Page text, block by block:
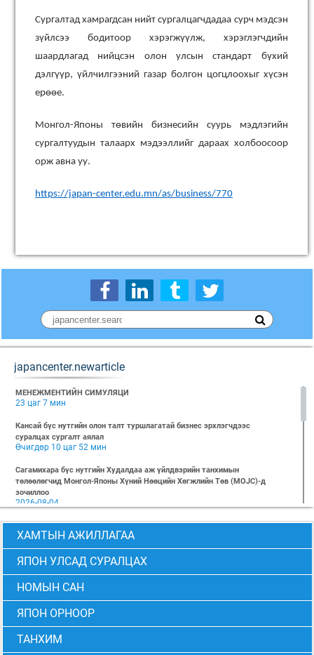
Сургалтад хамрагдсан нийт сургалцагчдадаа сурч мэдсэн
зүйлсээ бодитоор хэрэгжүүлж, хэрэглэгчдийн
шаардлагад нийцсэн олон улсын стандарт бүхий
дэлгүүр, үйлчилгээний газар болгон цогцлоохыг хүсэн
ерөөе.
Монгол-Японы төвийн бизнесийн суурь мэдлэгийн
сургалтуудын талаарх мэдээллийг дараах холбоосоор
орж авна уу.
https://japan-center.edu.mn/as/business/770
japancenter.newarticle
МЕНЕЖМЕНТИЙН СИМУЛЯЦИ
23 цаг 7 мин
Кансай бүс нутгийн олон талт туршлагатай бизнес эрхлэгчдээс
суралцах сургалт аялал
Өчигдөр 10 цаг 52 мин
Сагамихара бүс нутгийн Худалдаа аж үйлдвэрийн танхимын
төлөөлөгчид Монгол-Японы Хүний Нөөцийн Хөгжлийн Төв (MOJC)-д
зочиллоо
2026-08-04
"БИЗНЕС БА ХҮНИЙ ЭРХ" Нээлттэй семинарын бүртгэл эхэллээ
2026-07-28
Global Value Chain Бизнесийн практик сургалт
2026 БИЗНЕСИЙН ҮНДСЭН СУРГАЛТ-PMP АНГИ 29 дэх элсэлт
2026-07-08
2026 БИЗНЕСИЙН ҮНДСЭН СУРГАЛТ-УДИРДЛАГЫН АНГИ 29 дэх элсэлт
2026-07-06
ХАМТЫН АЖИЛЛАГАА
ЯПОН УЛСАД СУРАЛЦАХ
НОМЫН САН
ЯПОН ОРНООР
ТАНХИМ